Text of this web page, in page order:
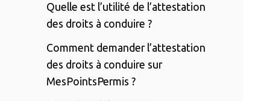
Quelle est l’utilité de l’attestation
des droits à conduire ?
Comment demander l’attestation
des droits à conduire sur
MesPointsPermis ?